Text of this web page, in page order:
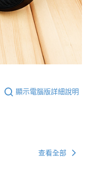
顯示電腦版詳細說明
查看全部